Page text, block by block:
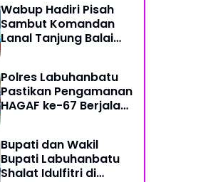
Wabup Hadiri Pisah
Sambut Komandan
Lanal Tanjung Balai
Polres Labuhanbatu
Pastikan Pengamanan
HAGAF ke-67 Berjalan
Bupati dan Wakil
Bupati Labuhanbatu
Shalat Idulfitri di